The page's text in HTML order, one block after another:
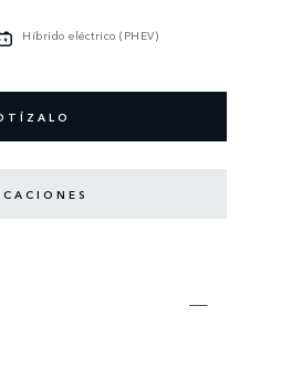
Híbrido eléctrico (PHEV)